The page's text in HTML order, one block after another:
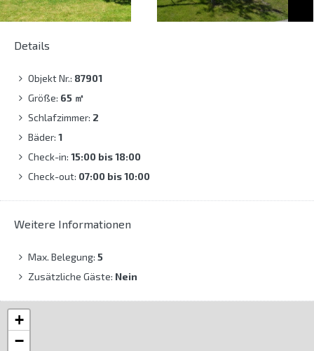
Details
Objekt Nr.: 87901
Größe: 65 ㎡
Schlafzimmer: 2
Bäder: 1
Check-in: 15:00 bis 18:00
Check-out: 07:00 bis 10:00
Weitere Informationen
Max. Belegung: 5
Zusätzliche Gäste: Nein
+
−